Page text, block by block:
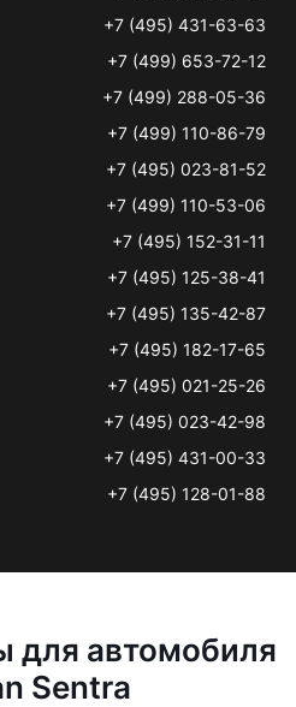
+7 (495) 431-63-63
+7 (499) 653-72-12
+7 (499) 288-05-36
+7 (499) 110-86-79
+7 (495) 023-81-52
+7 (499) 110-53-06
+7 (495) 152-31-11
+7 (495) 125-38-41
+7 (495) 135-42-87
+7 (495) 182-17-65
+7 (495) 021-25-26
+7 (495) 023-42-98
+7 (495) 431-00-33
+7 (495) 128-01-88
для автомобиля
Sentra